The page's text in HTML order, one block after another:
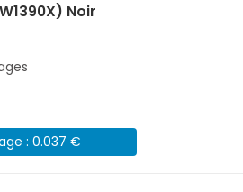
Noir
: 0.037 €